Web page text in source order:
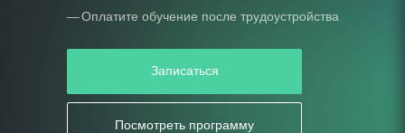
Посмотреть программу
Записаться
Оплатите обучение после трудоустройства
—